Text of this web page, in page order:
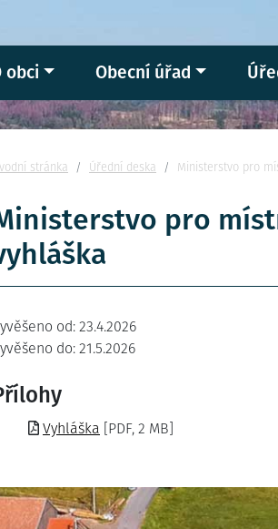
obci Obecní úřad
se:
stránka Úřední deska Ministerstvo pro
pro
od: 23.4.2026
do: 21.5.2026
Vyhláška [PDF, 2 MB]